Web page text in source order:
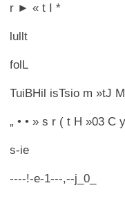
r ► « t I *
lullt
folL
TuiBHil isTsio m »tJ
„ • • » s r ( t H »03 C
s-ie
----!-e-1---,--j_0_